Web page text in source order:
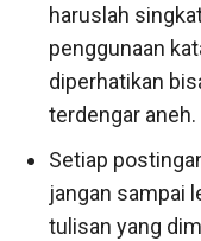
haruslah
penggunaan
diperhatikan
terdengar aneh.
Setiap
jangan sampai
tulisan yang